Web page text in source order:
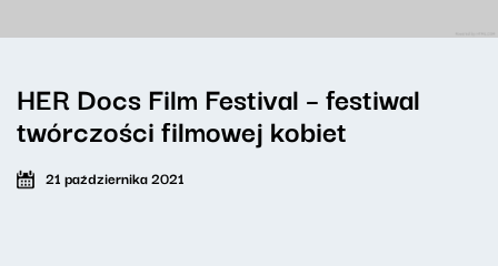
HER Docs Film Festival – festiwal
twórczości filmowej kobiet
21 października 2021